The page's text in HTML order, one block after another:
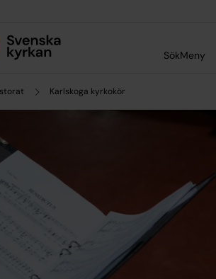
SökMeny
Karlskoga kyrkokör